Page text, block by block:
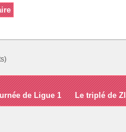
de Ligue 1
Le triplé de